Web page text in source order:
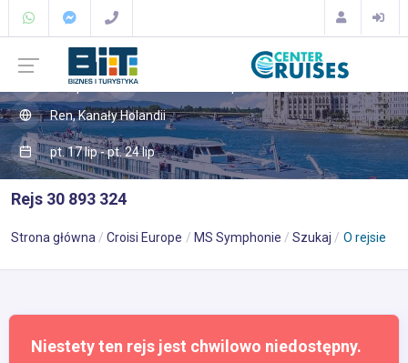
Europa
Ren, Kanały Holandii
pt. 17 lip - pt. 24 lip
Rejs 30 893 324
Strona główna Croisi Europe MS Symphonie Szukaj O rejsie
Niestety ten rejs jest chwilowo niedostępny.